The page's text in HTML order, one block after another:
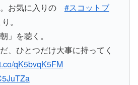
お気に入りの #スコットブ
。
」を聴く。
、ひとつだけ大事に持ってく
qK5bvqK5FM